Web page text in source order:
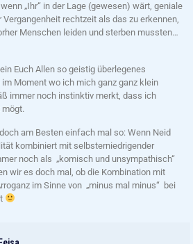
„Ihr“ in der Lage (gewesen) wärt, geniale
Vergangenheit rechtzeit als das zu erkennen,
Menschen leiden und sterben mussten…
Euch Allen so geistig überlegenes
Moment wo ich mich ganz ganz klein
immer noch instinktiv merkt, dass ich
mögt.
am Besten einfach mal so: Wenn Neid
kombiniert mit selbsterniedrigender
noch als „komisch und unsympathisch“
wir es doch mal, ob die Kombination mit
im Sinne von „minus mal minus“ bei